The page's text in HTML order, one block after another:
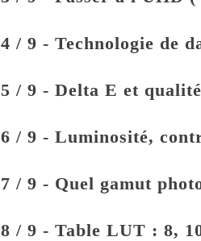
4 / 9 - Technologie de
5 / 9 - Delta E et
6 / 9 - Luminosité,
7 / 9 - Quel gamut
8 / 9 - Table LUT : 8,